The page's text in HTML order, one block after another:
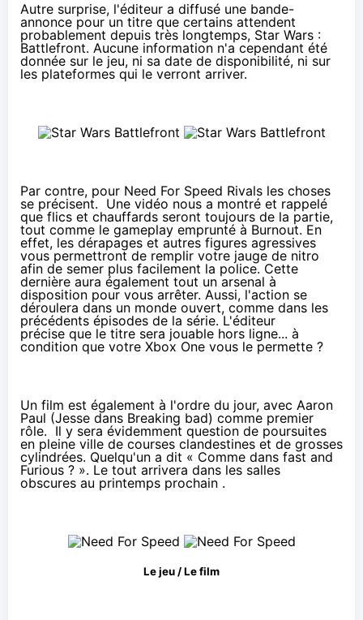
Autre surprise, l'éditeur a diffusé une bande-
annonce pour un titre que certains attendent
probablement depuis très longtemps, Star Wars :
Battlefront. Aucune information n'a cependant été
donnée sur le jeu, ni sa date de disponibilité, ni sur
les plateformes qui le verront arriver.
Par contre, pour Need For Speed Rivals les choses
se précisent. Une vidéo nous a montré et rappelé
que flics et chauffards seront toujours de la partie,
tout comme le gameplay emprunté à Burnout. En
effet, les dérapages et autres figures agressives
vous permettront de remplir votre jauge de nitro
afin de semer plus facilement la police. Cette
dernière aura également tout un arsenal à
disposition pour vous arrêter. Aussi, l'action se
déroulera dans un monde ouvert, comme dans les
précédents épisodes de la série. L'éditeur
précise que le titre sera jouable hors ligne... à
condition que votre Xbox One vous le permette ?
Un film est également à l'ordre du jour, avec Aaron
Paul (Jesse dans Breaking bad) comme premier
rôle. Il y sera évidemment question de poursuites
en pleine ville de courses clandestines et de grosses
cylindrées. Quelqu'un a dit « Comme dans fast and
Furious ? ». Le tout arrivera dans les salles
obscures au printemps prochain .
Le jeu / Le film